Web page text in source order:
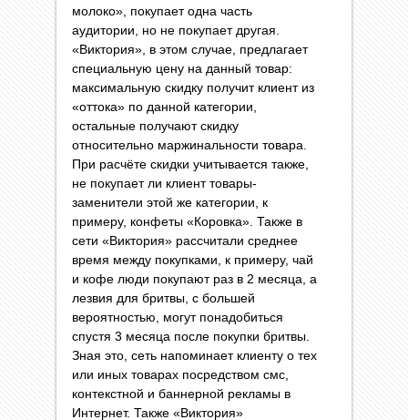
молоко», покупает одна часть
аудитории, но не покупает другая.
«Виктория», в этом случае, предлагает
специальную цену на данный товар:
максимальную скидку получит клиент из
«оттока» по данной категории,
остальные получают скидку
относительно маржинальности товара.
При расчёте скидки учитывается также,
не покупает ли клиент товары-
заменители этой же категории, к
примеру, конфеты «Коровка». Также в
сети «Виктория» рассчитали среднее
время между покупками, к примеру, чай
и кофе люди покупают раз в 2 месяца, а
лезвия для бритвы, с большей
вероятностью, могут понадобиться
спустя 3 месяца после покупки бритвы.
Зная это, сеть напоминает клиенту о тех
или иных товарах посредством смс,
контекстной и баннерной рекламы в
Интернет. Также «Виктория»